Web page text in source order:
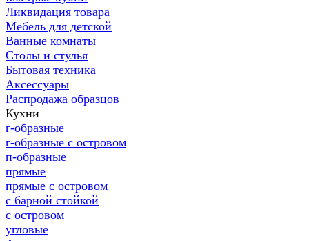
Ликвидация товара
Мебель для детской
Ванные комнаты
Столы и стулья
Бытовая техника
Аксессуары
Распродажа образцов
Кухни
г-образные
г-образные с островом
п-образные
прямые
прямые с островом
с барной стойкой
с островом
угловые